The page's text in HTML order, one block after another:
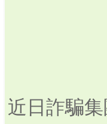
近日詐騙